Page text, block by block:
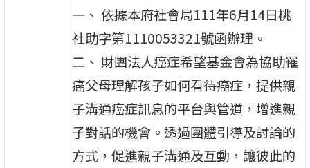
一、 依據本府社會局111年6月14日桃
社助字第1110053321號函辦理。
二、 財團法人癌症希望基金會為協助罹
癌父母理解孩子如何看待癌症，提供親
子溝通癌症訊息的平台與管道，增進親
子對話的機會。透過團體引導及討論的
方式，促進親子溝通及互動，讓彼此的